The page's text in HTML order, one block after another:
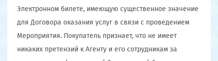
Электронном билете, имеющую существенное значение
для Договора оказания услуг в связи с проведением
Мероприятия. Покупатель признает, что не имеет
никаких претензий к Агенту и его сотрудникам за